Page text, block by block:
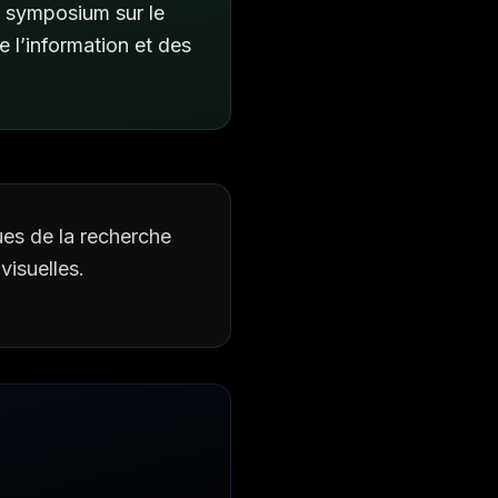
sur le
l’information et des
de la recherche